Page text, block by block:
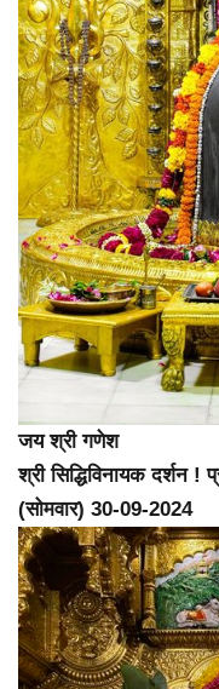
जय श्री गणेश
श्री सिद्धिविनायक दर्शन !
(सोमवार) 30-09-2024